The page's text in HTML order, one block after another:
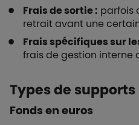
Frais de sortie : parfois
retrait avant une
Frais spécifiques sur
frais de gestion interne
Types de supports
Fonds en euros